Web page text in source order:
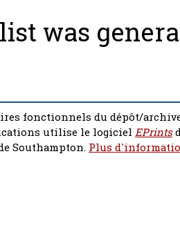
was
fonctionnels du dépôt/
utilise le logiciel EPrints
Southampton. Plus